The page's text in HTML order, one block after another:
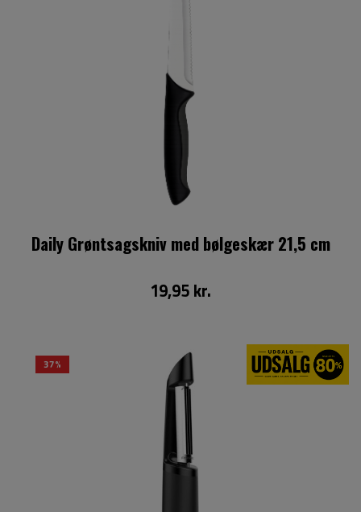
Daily Grøntsagskniv med bølgeskær 21,5 cm
19,95 kr.
37%